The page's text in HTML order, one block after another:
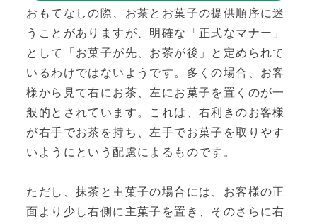
おもてなしの際、お茶とお菓子の提供順序に迷
うことがありますが、明確な「正式なマナー」
として「お菓子が先、お茶が後」と定められて
いるわけではないようです。多くの場合、お客
様から見て右にお茶、左にお菓子を置くのが一
般的とされています。これは、右利きのお客様
が右手でお茶を持ち、左手でお菓子を取りやす
いようにという配慮によるものです。
ただし、抹茶と主菓子の場合には、お客様の正
面より少し右側に主菓子を置き、そのさらに右